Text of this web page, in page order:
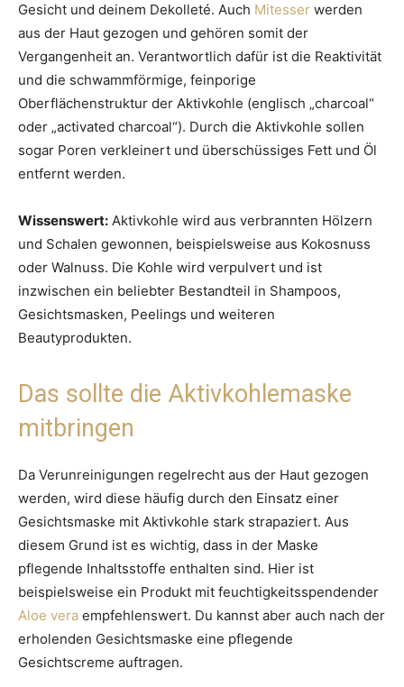
Gesicht und deinem Dekolleté. Auch Mitesser werden
aus der Haut gezogen und gehören somit der
Vergangenheit an. Verantwortlich dafür ist die Reaktivität
und die schwammförmige, feinporige
Oberflächenstruktur der Aktivkohle (englisch „charcoal“
oder „activated charcoal“). Durch die Aktivkohle sollen
sogar Poren verkleinert und überschüssiges Fett und Öl
entfernt werden.
Wissenswert: Aktivkohle wird aus verbrannten Hölzern
und Schalen gewonnen, beispielsweise aus Kokosnuss
oder Walnuss. Die Kohle wird verpulvert und ist
inzwischen ein beliebter Bestandteil in Shampoos,
Gesichtsmasken, Peelings und weiteren
Beautyprodukten.
Das sollte die Aktivkohlemaske
mitbringen
Da Verunreinigungen regelrecht aus der Haut gezogen
werden, wird diese häufig durch den Einsatz einer
Gesichtsmaske mit Aktivkohle stark strapaziert. Aus
diesem Grund ist es wichtig, dass in der Maske
pflegende Inhaltsstoffe enthalten sind. Hier ist
beispielsweise ein Produkt mit feuchtigkeitsspendender
Aloe vera empfehlenswert. Du kannst aber auch nach der
erholenden Gesichtsmaske eine pflegende
Gesichtscreme auftragen.